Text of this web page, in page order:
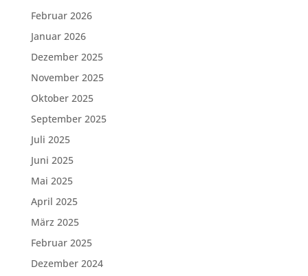
Februar 2026
Januar 2026
Dezember 2025
November 2025
Oktober 2025
September 2025
Juli 2025
Juni 2025
Mai 2025
April 2025
März 2025
Februar 2025
Dezember 2024